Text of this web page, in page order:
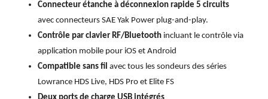
Connecteur étanche à déconnexion rapide 5 circuits
avec connecteurs SAE Yak Power plug-and-play.
Contrôle par clavier RF/Bluetooth incluant le contrôle via
application mobile pour iOS et Android
Compatible sans fil avec tous les sondeurs des séries
Lowrance HDS Live, HDS Pro et Elite FS